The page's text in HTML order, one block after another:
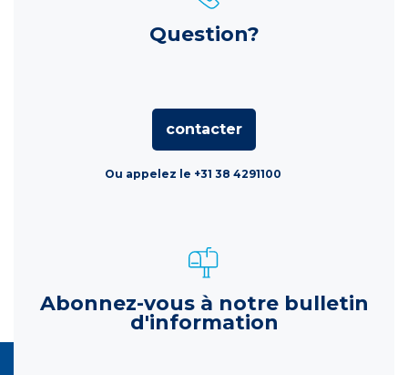
Question?
contacter
Ou appelez le +31 38 4291100
Abonnez-vous à notre bulletin
d'information